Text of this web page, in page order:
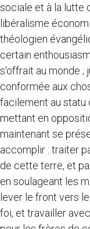
sociale et à la lutte
libéralisme
théologien
certain
s'offrait au monde ;
conformée aux
facilement au statu
mettant en
maintenant se
accomplir : traiter
de cette terre, et
en soulageant les
lever le front vers
foi, et travailler